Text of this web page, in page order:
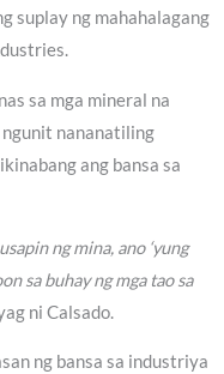
suplay ng mahahalagang
sa mga mineral na
nananatiling
ang bansa sa
ng mina, ano ‘yung
sa buhay ng mga tao sa
ni Calsado.
ng bansa sa industriya